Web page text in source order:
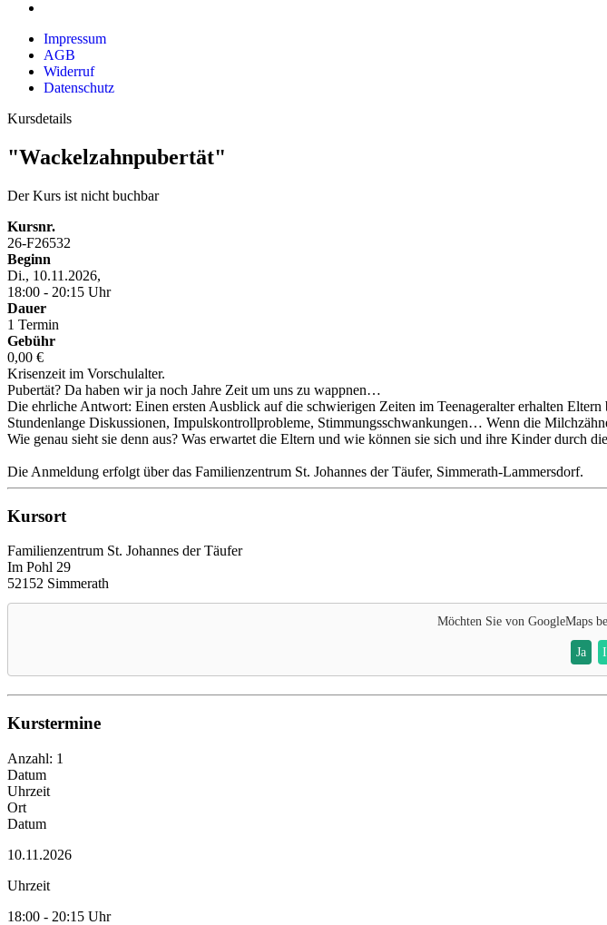
Impressum
AGB
Widerruf
Datenschutz
Kursdetails
"Wackelzahnpubertät"
Der Kurs ist nicht buchbar
Kursnr.
26-F26532
Beginn
Di., 10.11.2026,
18:00 - 20:15 Uhr
Dauer
1 Termin
Gebühr
0,00 €
Krisenzeit im Vorschulalter.
Pubertät? Da haben wir ja noch Jahre Zeit um uns zu wappnen…
Die ehrliche Antwort: Einen ersten Ausblick auf die schwierigen Zeiten im Teenageralter erhalten Eltern
Stundenlange Diskussionen, Impulskontrollprobleme, Stimmungsschwankungen… Wenn die
Wie genau sieht sie denn aus? Was erwartet die Eltern und wie können sie sich und ihre Kinder durch
Die Anmeldung erfolgt über das Familienzentrum St. Johannes der Täufer, Simmerath-Lammersdorf.
Kursort
Familienzentrum St. Johannes der Täufer
Im Pohl 29
52152 Simmerath
Möchten Sie von GoogleMaps
Ja
Kurstermine
Anzahl: 1
Datum
Uhrzeit
Ort
Datum
10.11.2026
Uhrzeit
18:00 - 20:15 Uhr